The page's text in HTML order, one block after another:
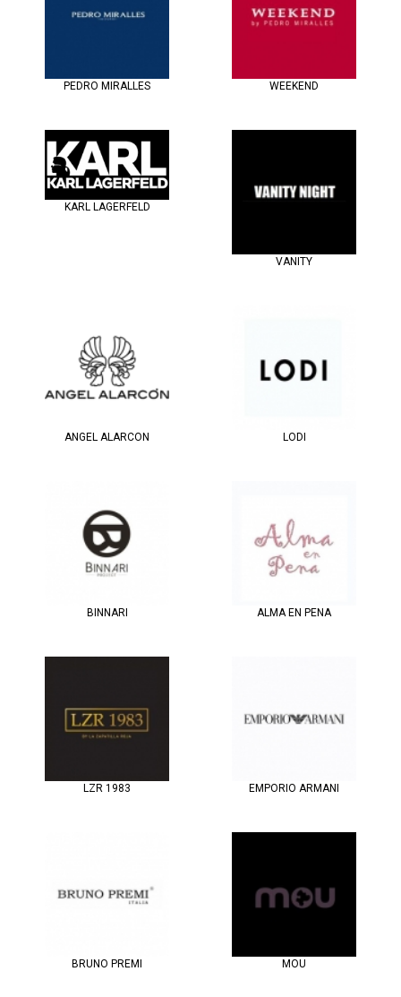
PEDRO MIRALLES WEEKEND
KARL LAGERFELD
VANITY
ANGEL ALARCON LODI
BINNARI ALMA EN PENA
LZR 1983 EMPORIO ARMANI
BRUNO PREMI MOU